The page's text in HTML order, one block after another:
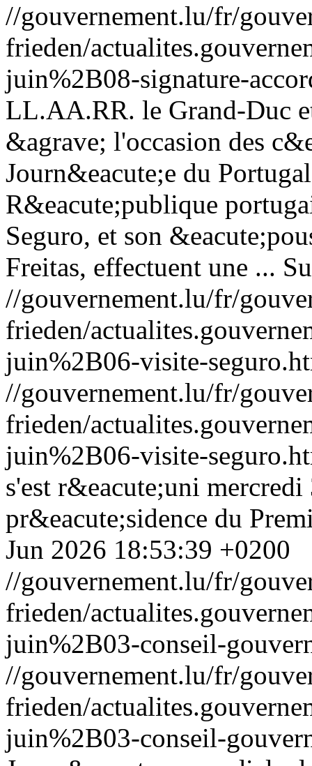
//gouvernement.lu/fr/
frieden/
juin%2B08-signature-
LL.AA.RR. le Grand-Duc
&agrave; l'occasion des
Journ&eacute;e du
R&eacute;publique
Seguro, et son
Freitas, effectuent une ...
//gouvernement.lu/fr/
frieden/
juin%2B06-visite-
//gouvernement.lu/fr/
frieden/
juin%2B06-visite-
s'est r&eacute;uni
pr&eacute;sidence du
Jun 2026 18:53:39 +0200
//gouvernement.lu/fr/
frieden/
juin%2B03-conseil-
//gouvernement.lu/fr/
frieden/
juin%2B03-conseil-